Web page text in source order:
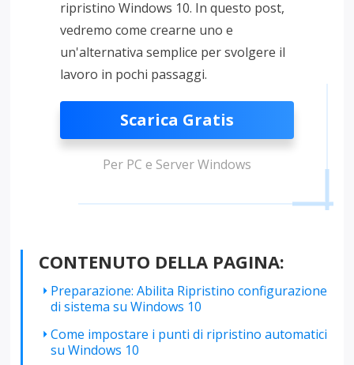
ripristino Windows 10. In questo post,
vedremo come crearne uno e
un'alternativa semplice per svolgere il
lavoro in pochi passaggi.
Scarica Gratis
Per PC e Server Windows
CONTENUTO DELLA PAGINA:
Preparazione: Abilita Ripristino configurazione
di sistema su Windows 10
Come impostare i punti di ripristino automatici
su Windows 10